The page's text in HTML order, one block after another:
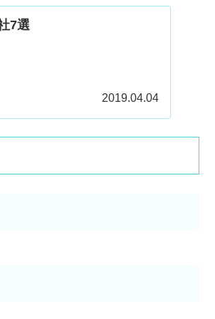
7選
2019.04.04